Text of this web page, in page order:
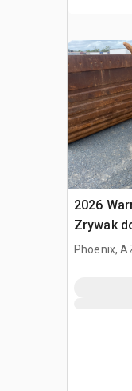
2026
Zrywak
320 / 20
Phoenix,